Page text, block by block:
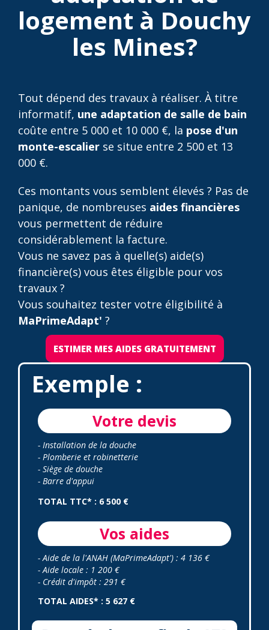
logement à Douchy
les Mines?
Tout dépend des travaux à réaliser. À titre
informatif, une adaptation de salle de bain
coûte entre 5 000 et 10 000 €, la pose d'un
monte-escalier se situe entre 2 500 et 13
000 €.
Ces montants vous semblent élevés ? Pas de
panique, de nombreuses aides financières
vous permettent de réduire
considérablement la facture.
Vous ne savez pas à quelle(s) aide(s)
financière(s) vous êtes éligible pour vos
travaux ?
Vous souhaitez tester votre éligibilité à
MaPrimeAdapt' ?
ESTIMER MES AIDES GRATUITEMENT
Exemple :
Votre devis
- Installation de la douche
- Plomberie et robinetterie
- Siège de douche
- Barre d'appui
TOTAL TTC* : 6 500 €
Vos aides
- Aide de la l'ANAH (MaPrimeAdapt') : 4 136 €
- Aide locale : 1 200 €
- Crédit d'impôt : 291 €
TOTAL AIDES* : 5 627 €